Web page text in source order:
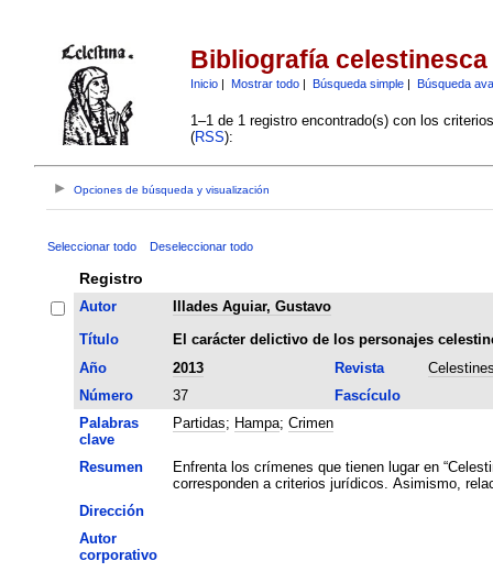
Bibliografía celestinesca
Inicio| Mostrar todo| Búsqueda simple| Búsqueda
1–1 de 1 registro encontrado(s) con los
(RSS):
Opciones de búsqueda y visualización
Seleccionar todo Deseleccionar todo
Registro
Autor
Illades Aguiar, Gustavo
Título
El carácter delictivo de los personajes
Año
2013 Revista
Número
37
Fascículo
Palabras
clave
Partidas; Hampa; Crimen
Resumen
Enfrenta los crímenes que tienen lugar en
corresponden a criterios jurídicos. Asimismo,
Dirección
Autor
corporativo